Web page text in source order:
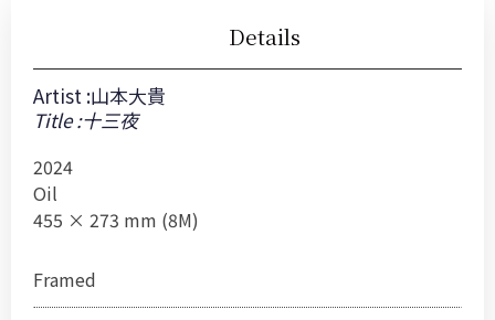
Details
Artist :山本大貴
Title :十三夜
2024
Oil
455 × 273 mm (8M)
Framed